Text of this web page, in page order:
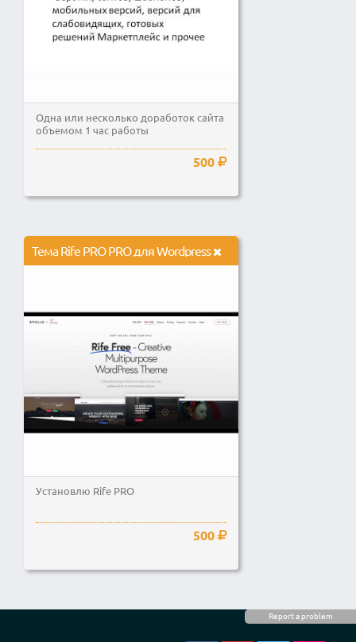
Report a problem
Одна или несколько доработок сайта
объемом 1 час работы
500
Тема Rife PRO PRO для Wordpress
Установлю Rife PRO
500